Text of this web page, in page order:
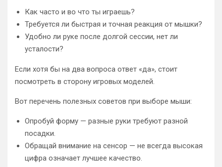
Как часто и во что ты играешь?
Требуется ли быстрая и точная реакция от мышки?
Удобно ли руке после долгой сессии, нет ли
усталости?
Если хотя бы на два вопроса ответ «да», стоит
посмотреть в сторону игровых моделей.
Вот перечень полезных советов при выборе мыши:
Опробуй форму — разные руки требуют разной
посадки.
Обращай внимание на сенсор — не всегда высокая
цифра означает лучшее качество.